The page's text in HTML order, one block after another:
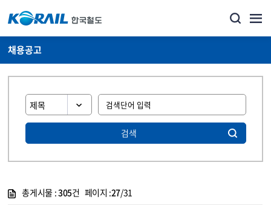
채용공고
검색
총게시물 :305건 페이지 :27/31